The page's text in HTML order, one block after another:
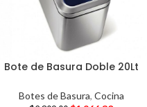
Bote de Basura Doble 20Lt
Botes de Basura, Cocina